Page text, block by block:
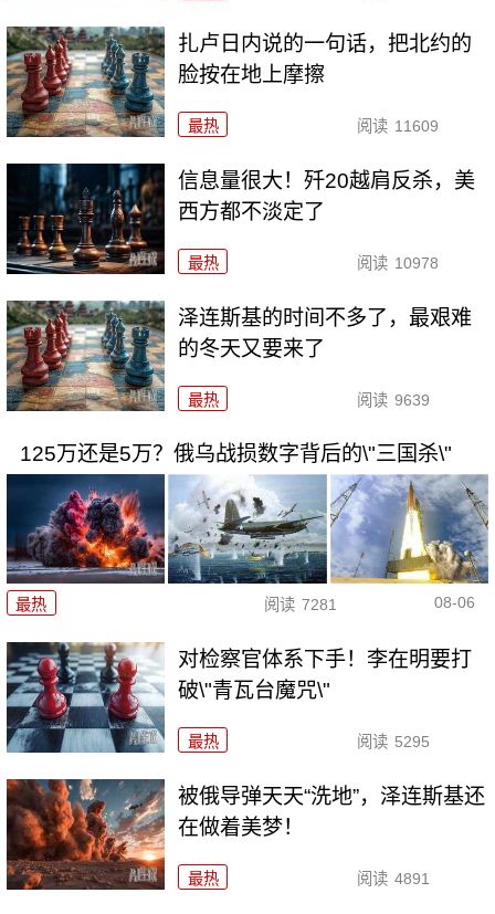
扎卢日内说的一句话，把北约的
脸按在地上摩擦
最热 阅读 11609
信息量很大！歼20越肩反杀，美
西方都不淡定了
最热 阅读 10978
泽连斯基的时间不多了，最艰难
的冬天又要来了
最热 阅读 9639
125万还是5万？俄乌战损数字背后的\"三国杀\"
最热 阅读 7281 08-06
对检察官体系下手！李在明要打
破\"青瓦台魔咒\"
最热 阅读 5295
被俄导弹天天“洗地”，泽连斯基还
在做着美梦！
最热 阅读 4891